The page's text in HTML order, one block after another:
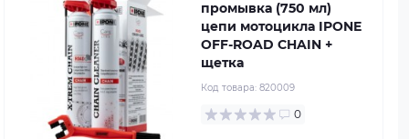
промывка (750 мл)
цепи мотоцикла IPONE
OFF-ROAD CHAIN +
щетка
Код товара: 820009
0